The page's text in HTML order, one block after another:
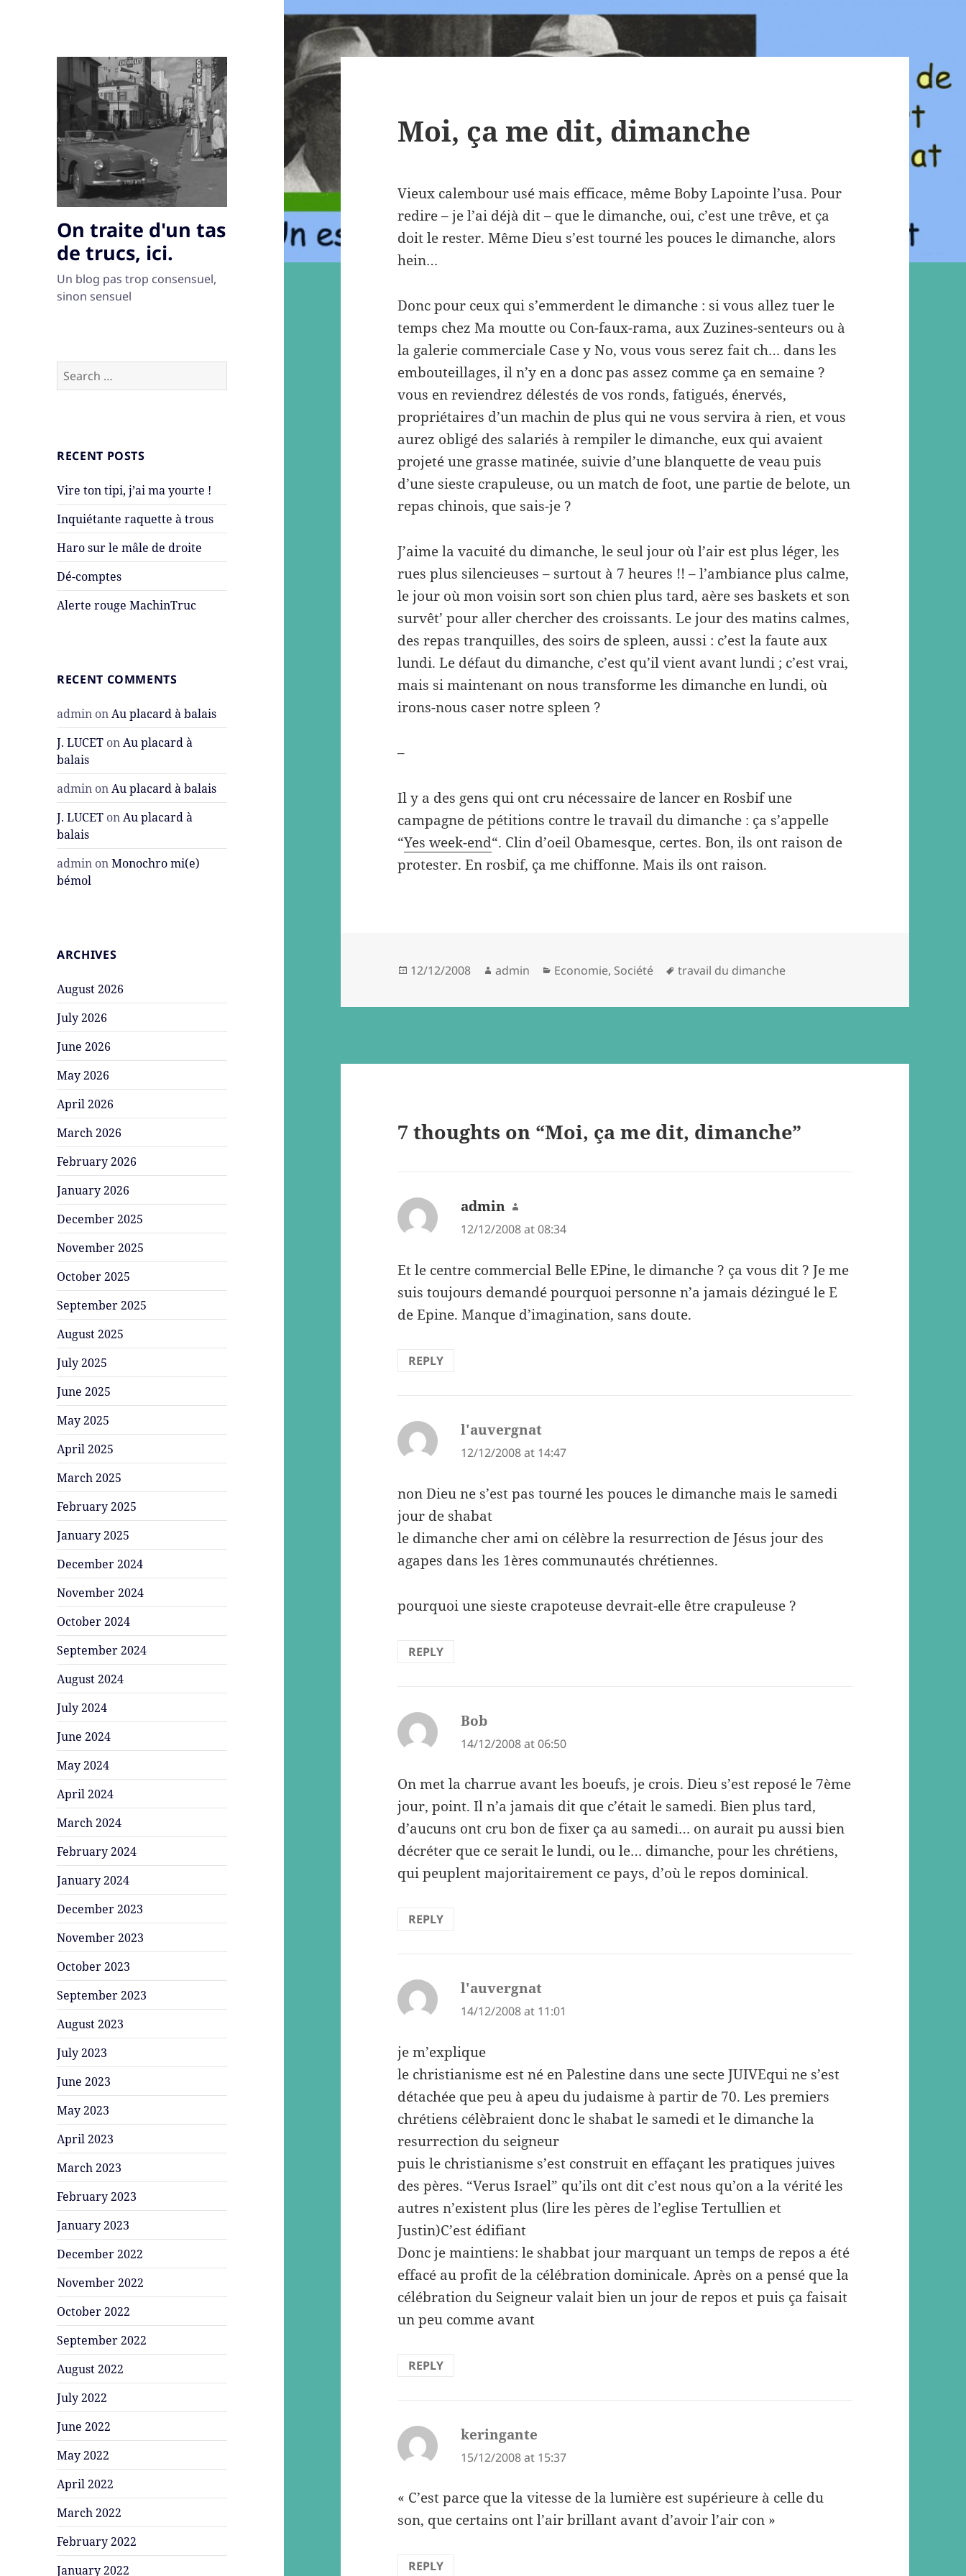
On traite d'un tas
de trucs, ici.
Un blog pas trop consensuel,
sinon sensuel
Search
for:
RECENT POSTS
Vire ton tipi, j’ai ma yourte !
Inquiétante raquette à trous
Haro sur le mâle de droite
Dé-comptes
Alerte rouge MachinTruc
RECENT COMMENTS
admin onAu placard à balais
J. LUCET onAu placard à
balais
admin onAu placard à balais
J. LUCET onAu placard à
balais
admin onMonochro mi(e)
bémol
ARCHIVES
August 2026
July 2026
June 2026
May 2026
April 2026
March 2026
February 2026
January 2026
December 2025
November 2025
October 2025
September 2025
August 2025
July 2025
June 2025
May 2025
April 2025
March 2025
February 2025
January 2025
December 2024
November 2024
October 2024
September 2024
August 2024
July 2024
June 2024
May 2024
April 2024
March 2024
February 2024
January 2024
December 2023
November 2023
October 2023
September 2023
August 2023
July 2023
June 2023
May 2023
April 2023
March 2023
February 2023
January 2023
December 2022
November 2022
October 2022
September 2022
August 2022
July 2022
June 2022
May 2022
April 2022
March 2022
February 2022
January 2022
Moi, ça me dit, dimanche
Vieux calembour usé mais efficace, même Boby Lapointe l’usa. Pour
redire – je l’ai déjà dit – que le dimanche, oui, c’est une trêve, et ça
doit le rester. Même Dieu s’est tourné les pouces le dimanche, alors
hein…
Donc pour ceux qui s’emmerdent le dimanche : si vous allez tuer le
temps chez Ma moutte ou Con-faux-rama, aux Zuzines-senteurs ou à
la galerie commerciale Case y No, vous vous serez fait ch… dans les
embouteillages, il n’y en a donc pas assez comme ça en semaine ?
vous en reviendrez délestés de vos ronds, fatigués, énervés,
propriétaires d’un machin de plus qui ne vous servira à rien, et vous
aurez obligé des salariés à rempiler le dimanche, eux qui avaient
projeté une grasse matinée, suivie d’une blanquette de veau puis
d’une sieste crapuleuse, ou un match de foot, une partie de belote, un
repas chinois, que sais-je ?
J’aime la vacuité du dimanche, le seul jour où l’air est plus léger, les
rues plus silencieuses – surtout à 7 heures !! – l’ambiance plus calme,
le jour où mon voisin sort son chien plus tard, aère ses baskets et son
survêt’ pour aller chercher des croissants. Le jour des matins calmes,
des repas tranquilles, des soirs de spleen, aussi : c’est la faute aux
lundi. Le défaut du dimanche, c’est qu’il vient avant lundi ; c’est vrai,
mais si maintenant on nous transforme les dimanche en lundi, où
irons-nous caser notre spleen ?
–
Il y a des gens qui ont cru nécessaire de lancer en Rosbif une
campagne de pétitions contre le travail du dimanche : ça s’appelle
“Yes week-end“. Clin d’oeil Obamesque, certes. Bon, ils ont raison de
protester. En rosbif, ça me chiffonne. Mais ils ont raison.
Posted
12/12/2008 Author
admin Categories
Economie, Société Tags
travail du dimanche
7 thoughts on “Moi, ça me dit, dimanche”
admin says:
12/12/2008 at 08:34
Et le centre commercial Belle EPine, le dimanche ? ça vous dit ? Je me
suis toujours demandé pourquoi personne n’a jamais dézingué le E
de Epine. Manque d’imagination, sans doute.
REPLY
l'auvergnat
12/12/2008 at 14:47
non Dieu ne s’est pas tourné les pouces le dimanche mais le samedi
jour de shabat
le dimanche cher ami on célèbre la resurrection de Jésus jour des
agapes dans les 1ères communautés chrétiennes.
pourquoi une sieste crapoteuse devrait-elle être crapuleuse ?
REPLY
Bob
14/12/2008 at 06:50
On met la charrue avant les boeufs, je crois. Dieu s’est reposé le 7ème
jour, point. Il n’a jamais dit que c’était le samedi. Bien plus tard,
d’aucuns ont cru bon de fixer ça au samedi… on aurait pu aussi bien
décréter que ce serait le lundi, ou le… dimanche, pour les chrétiens,
qui peuplent majoritairement ce pays, d’où le repos dominical.
REPLY
l'auvergnat
14/12/2008 at 11:01
je m’explique
le christianisme est né en Palestine dans une secte JUIVEqui ne s’est
détachée que peu à apeu du judaisme à partir de 70. Les premiers
chrétiens célèbraient donc le shabat le samedi et le dimanche la
resurrection du seigneur
puis le christianisme s’est construit en effaçant les pratiques juives
des pères. “Verus Israel” qu’ils ont dit c’est nous qu’on a la vérité les
autres n’existent plus (lire les pères de l’eglise Tertullien et
Justin)C’est édifiant
Donc je maintiens: le shabbat jour marquant un temps de repos a été
effacé au profit de la célébration dominicale. Après on a pensé que la
célébration du Seigneur valait bien un jour de repos et puis ça faisait
un peu comme avant
REPLY
keringante
15/12/2008 at 15:37
« C’est parce que la vitesse de la lumière est supérieure à celle du
son, que certains ont l’air brillant avant d’avoir l’air con »
REPLY